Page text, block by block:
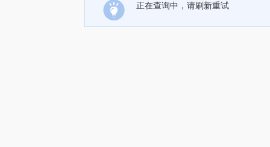
正在查询中，请刷新重试